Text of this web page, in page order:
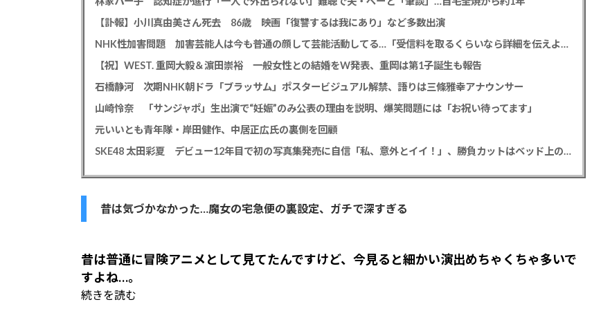
【訃報】小川真由美さん死去 86歳 映画「復讐するは我にあり」など多数出演
NHK性加害問題 加害芸能人は今も普通の顔して芸能活動してる…「受信料を取るくらいなら詳細を伝えよ」視聴者からは批判の声
【祝】WEST. 重岡大毅＆濵田崇裕 一般女性との結婚をW発表、重岡は第1子誕生も報告
石橋静河 次期NHK朝ドラ「ブラッサム」ポスタービジュアル解禁、語りは三條雅幸アナウンサー
山崎怜奈 「サンジャポ」生出演で“妊娠”のみ公表の理由を説明、爆笑問題には「お祝い待ってます」
元いいとも青年隊・岸田健作、中居正広氏の裏側を回顧
SKE48 太田彩夏 デビュー12年目で初の写真集発売に自信「私、意外とイイ！」、勝負カットはベッド上のヌーディーな姿
昔は気づかなかった…魔女の宅急便の裏設定、ガチで深すぎる
昔は普通に冒険アニメとして見てたんですけど、今見ると細かい演出めちゃくちゃ多いで
すよね…。
続きを読む